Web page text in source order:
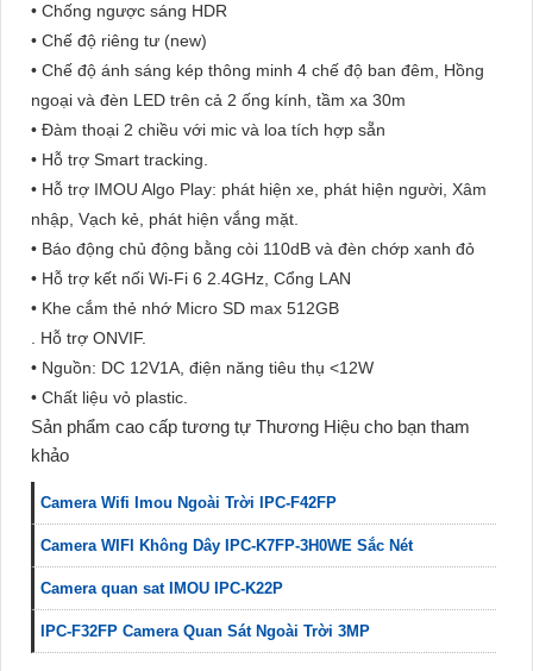
• Chống ngược sáng HDR
• Chế độ riêng tư (new)
• Chế độ ánh sáng kép thông minh 4 chế độ ban đêm, Hồng
ngoại và đèn LED trên cả 2 ống kính, tầm xa 30m
• Đàm thoại 2 chiều với mic và loa tích hợp sẵn
• Hỗ trợ Smart tracking.
• Hỗ trợ IMOU Algo Play: phát hiện xe, phát hiện người, Xâm
nhập, Vạch kẻ, phát hiện vắng mặt.
• Báo động chủ động bằng còi 110dB và đèn chớp xanh đỏ
• Hỗ trợ kết nối Wi-Fi 6 2.4GHz, Cổng LAN
• Khe cắm thẻ nhớ Micro SD max 512GB
. Hỗ trợ ONVIF.
• Nguồn: DC 12V1A, điện năng tiêu thụ <12W
• Chất liệu vỏ plastic.
Sản phẩm cao cấp tương tự Thương Hiệu cho bạn tham
khảo
Camera Wifi Imou Ngoài Trời IPC-F42FP
Camera WIFI Không Dây IPC-K7FP-3H0WE Sắc Nét
Camera quan sat IMOU IPC-K22P
IPC-F32FP Camera Quan Sát Ngoài Trời 3MP